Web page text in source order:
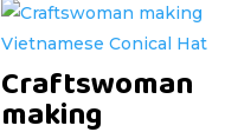
Craftswoman
making